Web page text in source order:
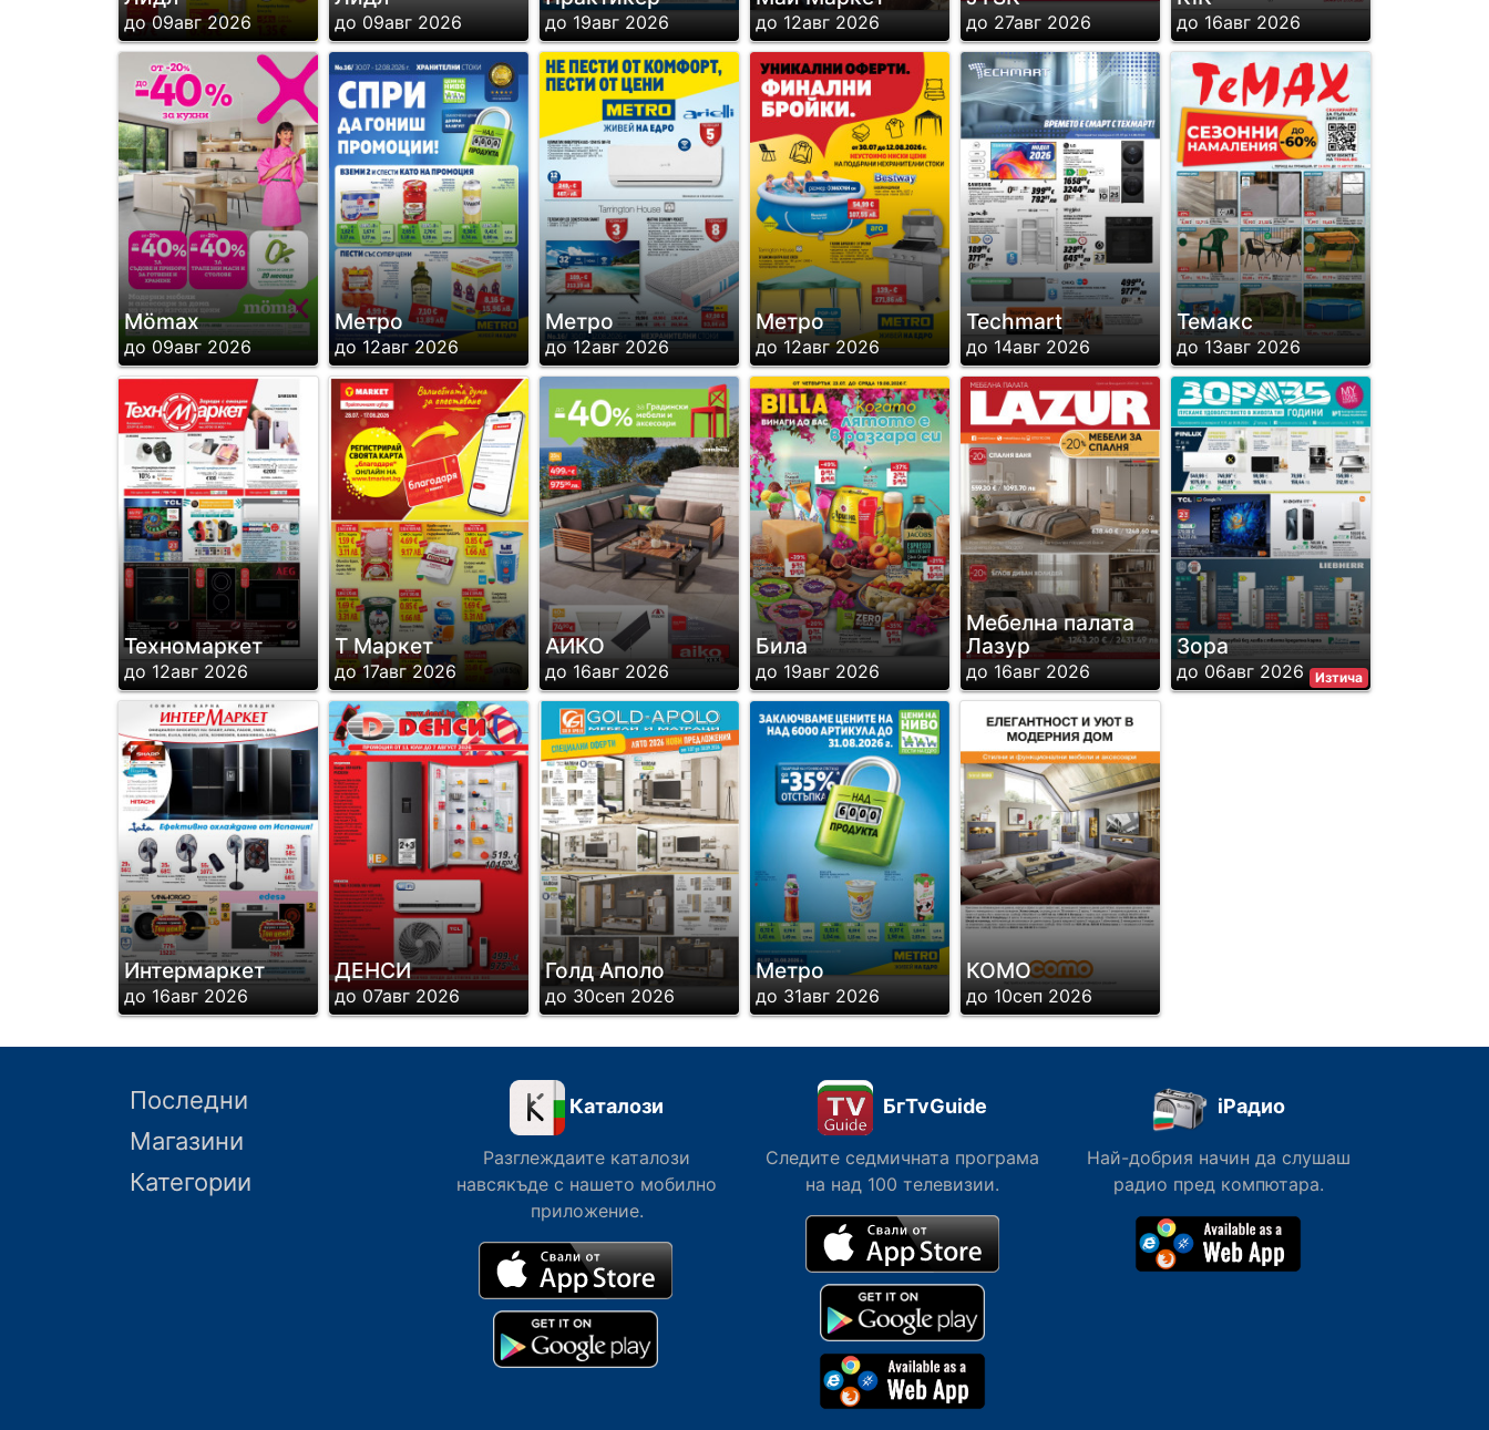
до 09авг 2026 до 09авг 2026 до 19авг 2026 до 12авг 2026 до 27авг 2026 до 16авг 2026
Mömax
до 09авг 2026
Метро
до 12авг 2026
Метро
до 12авг 2026
Метро
до 12авг 2026
Techmart
до 14авг 2026
Темакс
до 13авг 2026
Техномаркет
до 12авг 2026
Т Маркет
до 17авг 2026
АИКО
до 16авг 2026
Била
до 19авг 2026
Мебелна палата
Лазур
до 16авг 2026 Изтича
Зора
до 06авг 2026
Интермаркет
до 16авг 2026
ДЕНСИ
до 07авг 2026
Голд Аполо
до 30сеп 2026
Метро
до 31авг 2026
КОМО
до 10сеп 2026
Последни
Магазини
Категории
Каталози
Разглеждаите каталози
навсякъде с нашето мобилно
приложение.
БгTvGuide
Следите седмичната програма
на над 100 телевизии.
iРадио
Най-добрия начин да слушаш
радио пред компютара.